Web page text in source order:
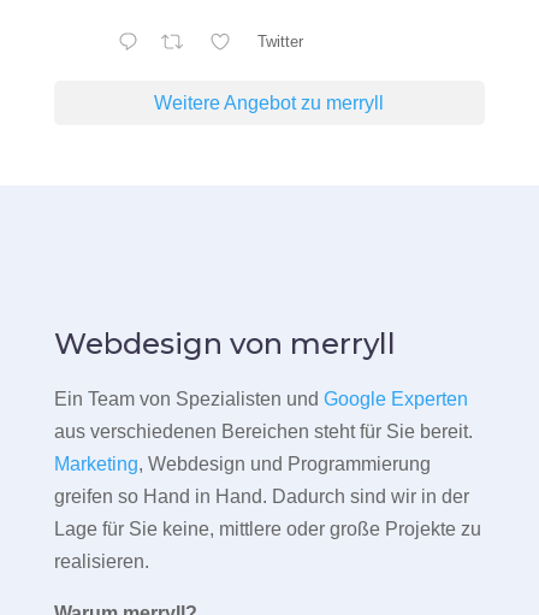
Twitter
Weitere Angebot zu merryll
Webdesign von merryll
Ein Team von Spezialisten und Google Experten
aus verschiedenen Bereichen steht für Sie bereit.
Marketing, Webdesign und Programmierung
greifen so Hand in Hand. Dadurch sind wir in der
Lage für Sie keine, mittlere oder große Projekte zu
realisieren.